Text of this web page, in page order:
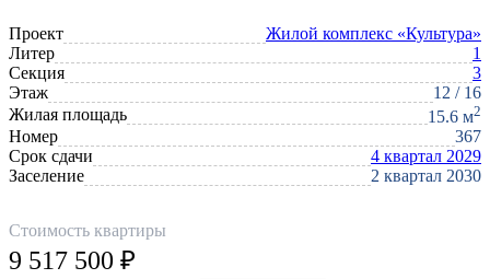
Проект
Жилой комплекс «Культура»
Литер
1
Секция
3
Этаж
12 / 16
Жилая площадь
15.6 м2
Номер
367
Срок сдачи
4 квартал 2029
Заселение
2 квартал 2030
Стоимость квартиры
9 517 500 ₽